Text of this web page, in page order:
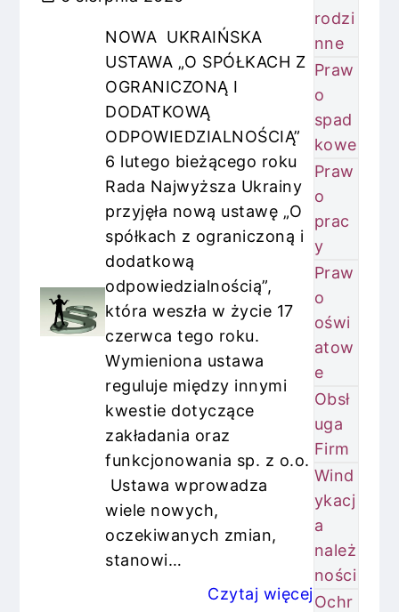
NOWA UKRAIŃSKA
USTAWA „O SPÓŁKACH Z
OGRANICZONĄ I
DODATKOWĄ
ODPOWIEDZIALNOŚCIĄ”
6 lutego bieżącego roku
Rada Najwyższa Ukrainy
przyjęła nową ustawę „O
spółkach z ograniczoną i
dodatkową
odpowiedzialnością”,
która weszła w życie 17
czerwca tego roku.
Wymieniona ustawa
reguluje między innymi
kwestie dotyczące
zakładania oraz
funkcjonowania sp. z o.o.
Ustawa wprowadza
wiele nowych,
oczekiwanych zmian,
stanowi…
Czytaj więcej
rodzi
nne
Praw
o
spad
kowe
Praw
o
prac
y
Praw
o
oświ
atow
e
Obsł
uga
Firm
Wind
ykacj
a
należ
ności
Ochr